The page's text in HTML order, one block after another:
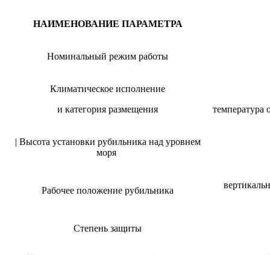
НАИМЕНОВАНИЕ ПАРАМЕТРА
Номинальный режим работы
Климатическое исполнение
и категория размещения
температура
| Высота установки рубильника над уровнем
моря
Рабочее положение рубильника
Степень защиты